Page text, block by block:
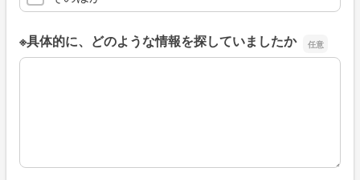
※具体的に、どのような情報を探していましたか
※具体的に、どのような情報を探していましたか